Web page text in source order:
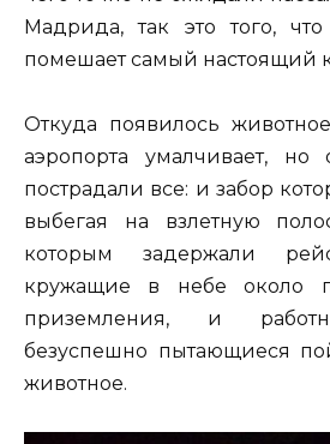
Мадрида, так это того,
помешает самый настоящий
Откуда появилось
аэропорта умалчивает, но
пострадали все: и забор
выбегая на взлетную
которым задержали
кружащие в небе около
приземления, и
безуспешно пытающиеся
животное.